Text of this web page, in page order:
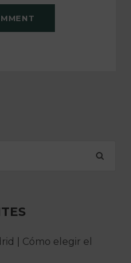
| Cómo elegir el